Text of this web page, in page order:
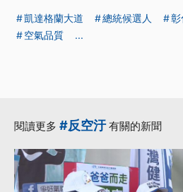
凱達格蘭大道 總統候選人
彰
空氣品質
...
閱讀更多 #反空汙有關的新聞